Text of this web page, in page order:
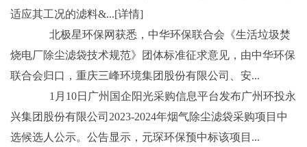
适应其工况的滤料&...[详情]
北极星环保网获悉，中华环保联合会《生活垃圾焚
烧电厂除尘滤袋技术规范》团体标准征求意见，由中华环保
联合会归口，重庆三峰环境集团股份有限公司、安...
1月10日广州国企阳光采购信息平台发布广州环投永
兴集团股份有限公司2023-2024年烟气除尘滤袋采购项目中
选候选人公示。公告显示，元琛环保预中标该项目...